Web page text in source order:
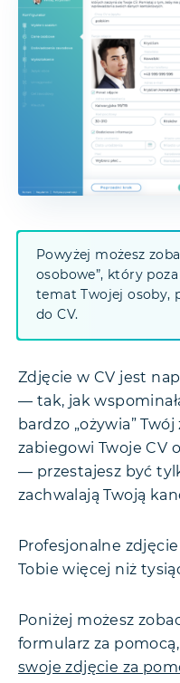
Powyżej możesz
osobowe”, który
temat Twojej osoby,
do CV.
Zdjęcie w CV jest
— tak, jak
bardzo „ożywia”
zabiegowi Twoje CV
— przestajesz być
zachwalają Twoją
Profesjonalne
Tobie więcej niż
Poniżej możesz
formularz za pomocą,
swoje zdjęcie za